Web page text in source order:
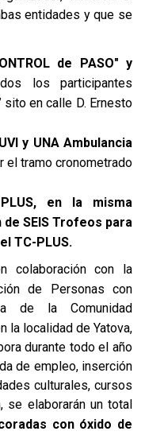
entidades y que se
de PASO" y
los participantes
sito en calle D. Ernesto
y UNA Ambulancia
el tramo cronometrado
en la misma
SEIS Trofeos para
TC-PLUS.
colaboración con la
de Personas con
de la Comunidad
la localidad de Yatova,
durante todo el año
de empleo, inserción
culturales, cursos
se elaborarán un total
con óxido de